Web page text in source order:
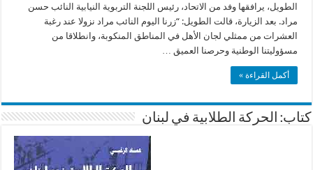
الطويل، يرافقها وفد من الاتحاد، رئيس اللجنة التربوية النيابية النائب حسن
مراد. بعد الزيارة، قالت الطويل: “زرنا اليوم النائب مراد نزولا عند رغبة
العشرات من ممثلي لجان الأهل في المناطق المنكوبة، وانطلاقا من
مسؤوليتنا الوطنية وحرصنا العميق …
أكمل القراءة »
كتاب: الحركة الطلابية في لبنان